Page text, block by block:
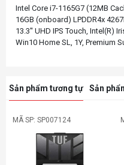
Intel Core i7-1165G7 (12MB
16GB (onboard) LPDDR4x
13.3'' UHD IPS Touch, Intel(R)
Sản phẩm tương tự Sản
MÃ SP: SP007124